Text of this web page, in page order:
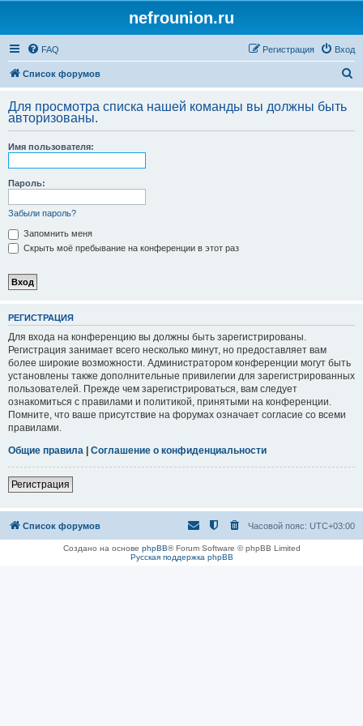
nefrounion.ru
FAQ Вход
Регистрация
Список форумов
с
Для просмотра списка нашей команды вы должны быть
авторизованы.
Имя пользователя:
Пароль:
Забыли пароль?
Запомнить меня
Скрыть моё пребывание на конференции в этот раз
РЕГИСТРАЦИЯ
Для входа на конференцию вы должны быть зарегистрированы.
Регистрация занимает всего несколько минут, но предоставляет вам
более широкие возможности. Администратором конференции могут быть
установлены также дополнительные привилегии для зарегистрированных
пользователей. Прежде чем зарегистрироваться, вам следует
ознакомиться с правилами и политикой, принятыми на конференции.
Помните, что ваше присутствие на форумах означает согласие со всеми
правилами.
Общие правила | Соглашение о конфиденциальности
Регистрация
Список форумов Часовой пояс: UTC+03:00
Создано на основе phpBB® Forum Software © phpBB Limited
Русская поддержка phpBB